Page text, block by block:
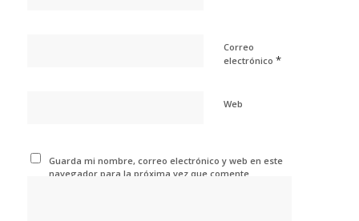
Correo
electrónico *
Web
Guarda mi nombre, correo electrónico y web en este
navegador para la próxima vez que comente.